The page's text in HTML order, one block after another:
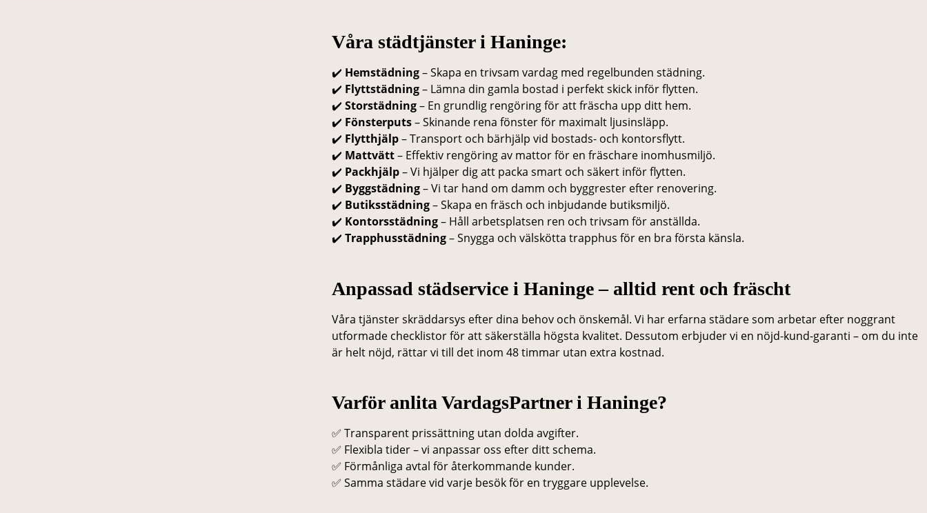
Våra städtjänster i Haninge:
✔️ Hemstädning– Skapa en trivsam vardag med regelbunden städning.
✔️ Flyttstädning– Lämna din gamla bostad i perfekt skick inför flytten.
✔️ Storstädning– En grundlig rengöring för att fräscha upp ditt hem.
✔️ Fönsterputs– Skinande rena fönster för maximalt ljusinsläpp.
✔️ Flytthjälp– Transport och bärhjälp vid bostads- och kontorsflytt.
✔️ Mattvätt– Effektiv rengöring av mattor för en fräschare inomhusmiljö.
✔️ Packhjälp– Vi hjälper dig att packa smart och säkert inför flytten.
✔️ Byggstädning– Vi tar hand om damm och byggrester efter renovering.
✔️ Butiksstädning– Skapa en fräsch och inbjudande butiksmiljö.
✔️ Kontorsstädning– Håll arbetsplatsen ren och trivsam för anställda.
✔️ Trapphusstädning– Snygga och välskötta trapphus för en bra första känsla.
Anpassad städservice i Haninge – alltid rent och fräscht
Våra tjänster skräddarsys efter dina behov och önskemål. Vi har erfarna städare som arbetar efter noggrant
utformade checklistor för att säkerställa högsta kvalitet. Dessutom erbjuder vi en nöjd-kund-garanti – om du inte
är helt nöjd, rättar vi till det inom 48 timmar utan extra kostnad.
Varför anlita VardagsPartner i Haninge?
✅ Transparent prissättning utan dolda avgifter.
✅ Flexibla tider – vi anpassar oss efter ditt schema.
✅ Förmånliga avtal för återkommande kunder.
✅ Samma städare vid varje besök för en tryggare upplevelse.